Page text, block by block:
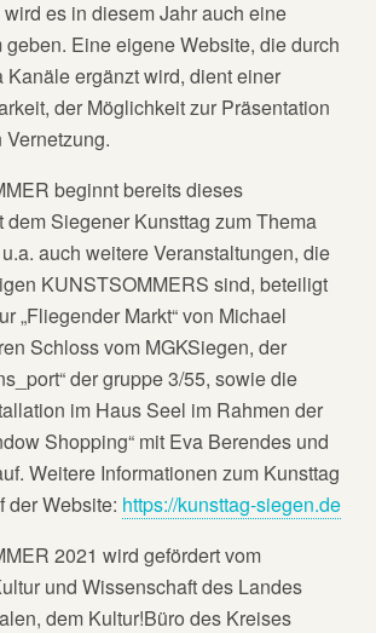
es in diesem Jahr auch eine
Eine eigene Website, die durch
ergänzt wird, dient einer
der Möglichkeit zur Präsentation
beginnt bereits dieses
dem Siegener Kunsttag zum Thema
auch weitere Veranstaltungen, die
KUNSTSOMMERS sind, beteiligt
„Fliegender Markt“ von Michael
Schloss vom MGKSiegen, der
der gruppe 3/55, sowie die
im Haus Seel im Rahmen der
Shopping“ mit Eva Berendes und
Weitere Informationen zum Kunsttag
der Website: https://kunsttag-siegen.de
2021 wird gefördert vom
und Wissenschaft des Landes
dem Kultur!Büro des Kreises